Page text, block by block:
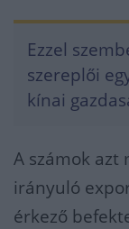
Ezzel
szereplői
kínai
A számok azt
irányuló
érkező